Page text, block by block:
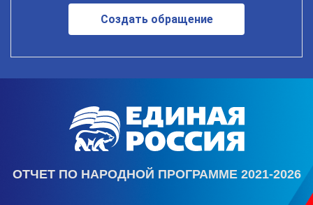
Создать обращение
ОТЧЕТ ПО НАРОДНОЙ ПРОГРАММЕ 2021-2026